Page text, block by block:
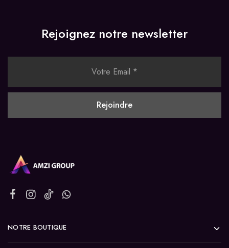
Rejoignez notre newsletter
NOTRE BOUTIQUE